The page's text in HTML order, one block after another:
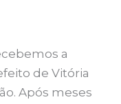
a
de Vitória
Após meses